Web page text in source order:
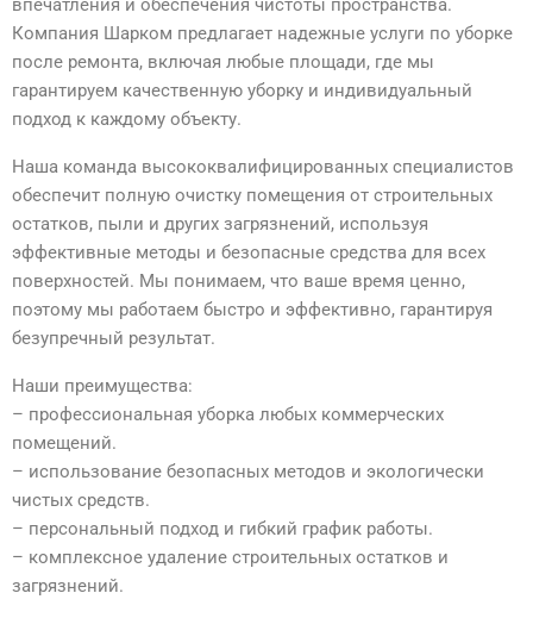
впечатления и обеспечения чистоты пространства.
Компания Шарком предлагает надежные услуги по уборке
после ремонта, включая любые площади, где мы
гарантируем качественную уборку и индивидуальный
подход к каждому объекту.
Наша команда высококвалифицированных специалистов
обеспечит полную очистку помещения от строительных
остатков, пыли и других загрязнений, используя
эффективные методы и безопасные средства для всех
поверхностей. Мы понимаем, что ваше время ценно,
поэтому мы работаем быстро и эффективно, гарантируя
безупречный результат.
Наши преимущества:
– профессиональная уборка любых коммерческих
помещений.
– использование безопасных методов и экологически
чистых средств.
– персональный подход и гибкий график работы.
– комплексное удаление строительных остатков и
загрязнений.